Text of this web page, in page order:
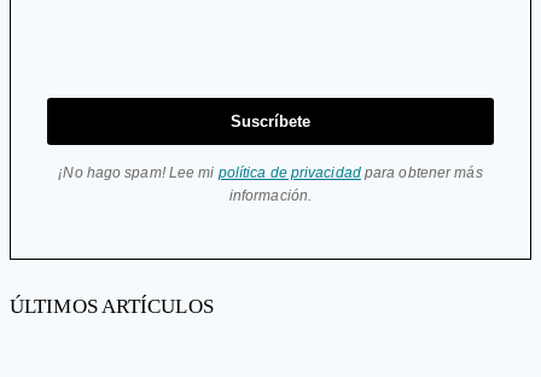
Suscríbete
¡No hago spam! Lee mi política de privacidadpara obtener más
información.
ÚLTIMOS ARTÍCULOS